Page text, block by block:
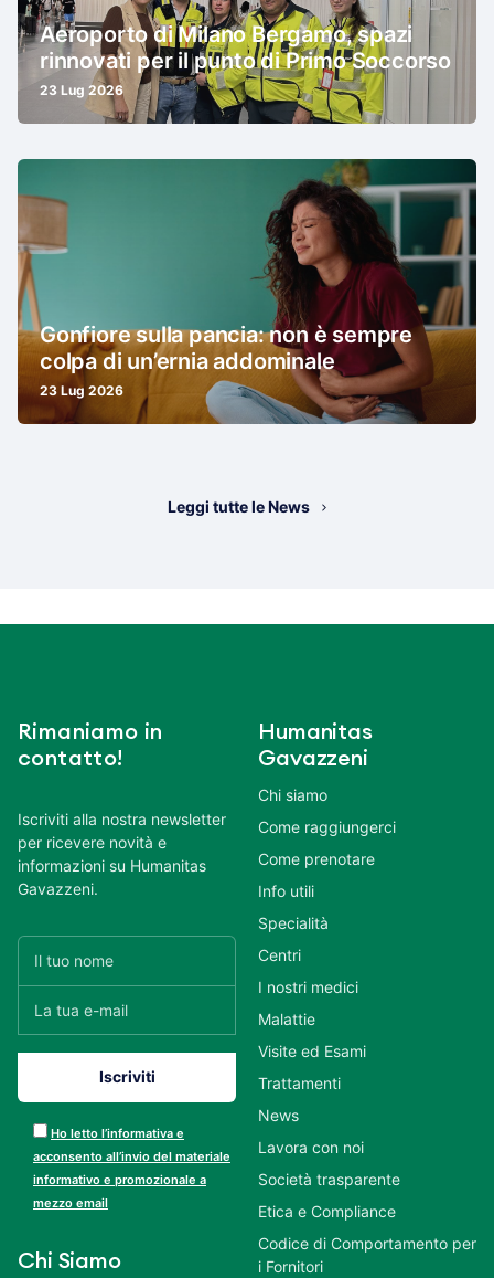
Aeroporto di Milano Bergamo, spazi
rinnovati per il punto di Primo Soccorso
23 Lug 2026
Gonfiore sulla pancia: non è sempre
colpa di un’ernia addominale
23 Lug 2026
Leggi tutte le News
Rimaniamo in
contatto!
Iscriviti alla nostra newsletter
per ricevere novità e
informazioni su Humanitas
Gavazzeni.
Ho letto l’informativa e
acconsento all’invio del materiale
informativo e promozionale a
mezzo email
Chi Siamo
Humanitas
Gavazzeni
Chi siamo
Come raggiungerci
Come prenotare
Info utili
Specialità
Centri
I nostri medici
Malattie
Visite ed Esami
Trattamenti
News
Lavora con noi
Società trasparente
Etica e Compliance
Codice di Comportamento per
i Fornitori